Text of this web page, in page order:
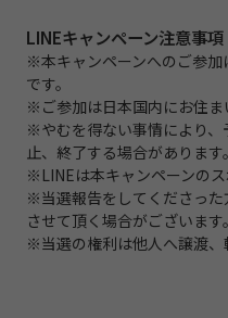
LINEキャンペーン注意事項
※本キャンペーンへのご参
です。
※ご参加は⽇本国内にお住ま
※やむを得ない事情により、
⽌、終了する場合があります。
※LINEは本キャンペーンのス
※当選報告をしてくださった
させて頂く場合がございます。
※当選の権利は他⼈へ譲渡、